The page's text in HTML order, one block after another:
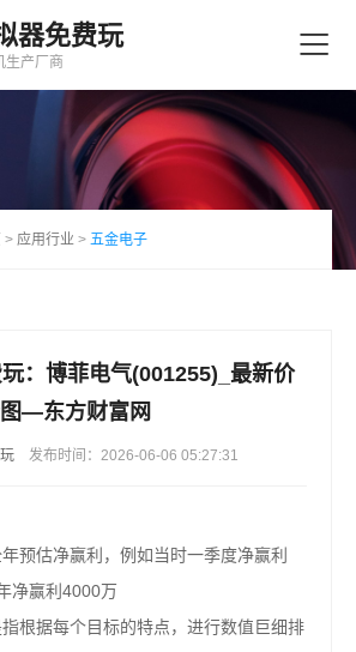
器免费玩
生产厂商
> 应用行业 > 五金电子
：博菲电气(001255)_最新价
—东方财富网
发布时间：2026-06-06 05:27:31
估净赢利，例如当时一季度净赢利
净赢利4000万
据每个目标的特点，进行数值巨细排